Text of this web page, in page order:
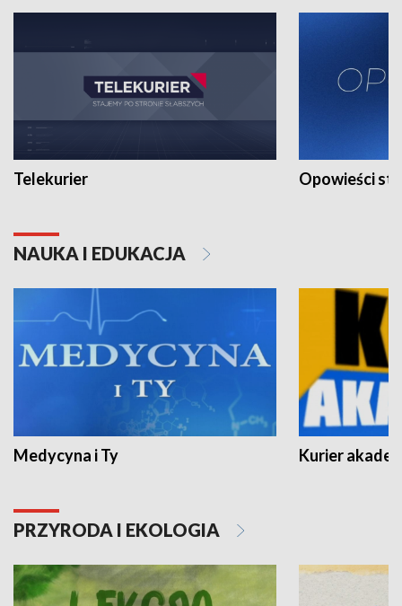
Telekurier Opowieści
NAUKA I EDUKACJA
Medycyna i Ty Kurier
PRZYRODA I EKOLOGIA